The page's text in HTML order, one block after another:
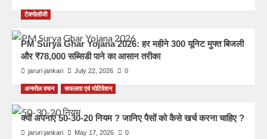
टेक्नोलॉजी
PM Surya Ghar Yojana 2026: हर महीने 300 यूनिट मुफ्त बिजली
और ₹78,000 सब्सिडी पाने का आसान तरीका
jaruri jankari July 22, 2026 0
अनमोल वचन सफलता एवं मोटिवेशन
क्यों अपनाएं 50-30-20 नियम ? जानिए पैसों को कैसे खर्च करना चाहिए ?
jaruri jankari May 17, 2026 0